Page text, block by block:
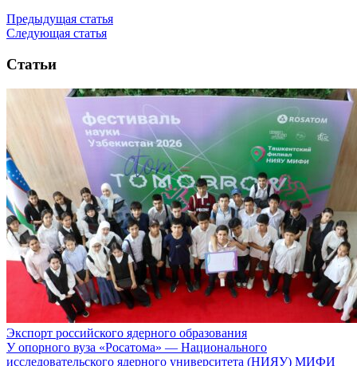
Предыдущая статья
Следующая статья
Статьи
Экспорт российского ядерного образования
У опорного вуза «Росатома» — Национального
исследовательского ядерного университета (НИЯУ) МИФИ